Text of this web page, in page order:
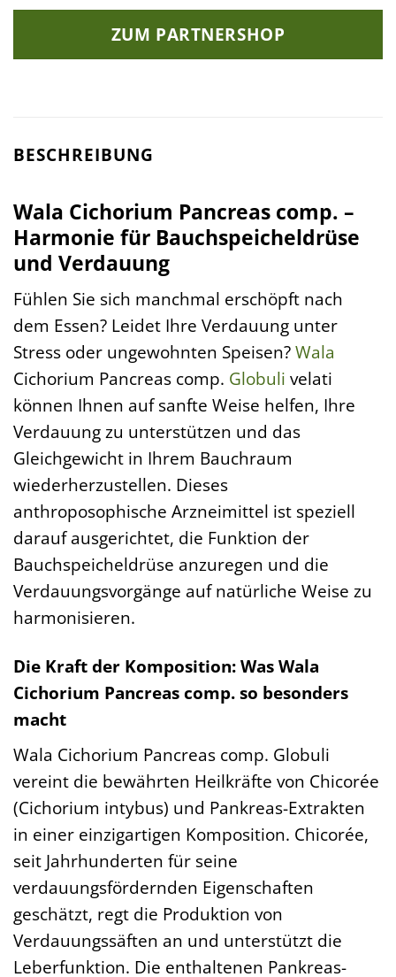
ZUM PARTNERSHOP
BESCHREIBUNG
Wala Cichorium Pancreas comp. –
Harmonie für Bauchspeicheldrüse
und Verdauung
Fühlen Sie sich manchmal erschöpft nach
dem Essen? Leidet Ihre Verdauung unter
Stress oder ungewohnten Speisen?Wala
Cichorium Pancreas comp. Globuli velati
können Ihnen auf sanfte Weise helfen, Ihre
Verdauung zu unterstützen und das
Gleichgewicht in Ihrem Bauchraum
wiederherzustellen. Dieses
anthroposophische Arzneimittel ist speziell
darauf ausgerichtet, die Funktion der
Bauchspeicheldrüse anzuregen und die
Verdauungsvorgänge auf natürliche Weise zu
harmonisieren.
Die Kraft der Komposition: Was Wala
Cichorium Pancreas comp. so besonders
macht
Wala Cichorium Pancreas comp. Globuli
vereint die bewährten Heilkräfte von Chicorée
(Cichorium intybus) und Pankreas-Extrakten
in einer einzigartigen Komposition. Chicorée,
seit Jahrhunderten für seine
verdauungsfördernden Eigenschaften
geschätzt, regt die Produktion von
Verdauungssäften an und unterstützt die
Leberfunktion. Die enthaltenen Pankreas-